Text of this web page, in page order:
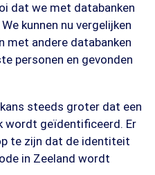
dat we met databanken
kunnen nu vergelijken
met andere databanken
personen en gevonden
steeds groter dat een
wordt geïdentificeerd. Er
te zijn dat de identiteit
in Zeeland wordt